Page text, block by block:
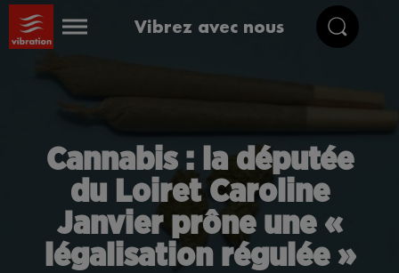
Vibrez avec nous
Cannabis : la députée
du Loiret Caroline
Janvier prône une «
légalisation régulée »